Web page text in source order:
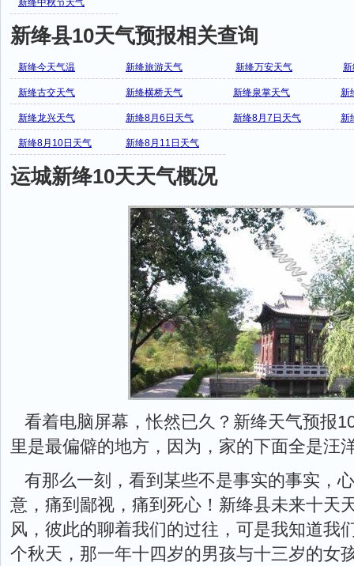
新绛中秋节天气
新绛县10天气预报相关查询
新绛今天气温 新绛旅游天气 新绛万安天气
新绛古交天气 新绛横桥天气 新绛泉掌天气 新
新绛龙兴天气 新绛8月6日天气 新绛8月7日天气 新
新绛8月10日天气 新绛8月11日天气
运城新绛10天天气概况
看着电脑屏幕，怅然已久？新绛天气预报
里是最偏僻的地方，因为，家的下面全是汪
有那么一刻，看到某些不是事实的事实，
意，痛到鄙视，痛到死心！新绛县未来十天
风，彼此的聊着我们的过往，可是我知道我
个秋天，那一年十四岁的男孩与十三岁的女